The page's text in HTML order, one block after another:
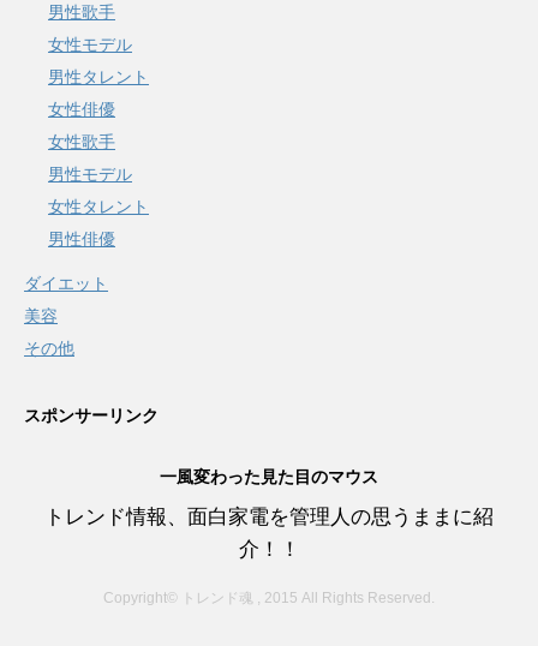
男性歌手
女性モデル
男性タレント
女性俳優
女性歌手
男性モデル
女性タレント
男性俳優
ダイエット
美容
その他
スポンサーリンク
一風変わった見た目のマウス
トレンド情報、面白家電を管理人の思うままに紹
介！！
Copyright© トレンド魂 , 2015 All Rights Reserved.